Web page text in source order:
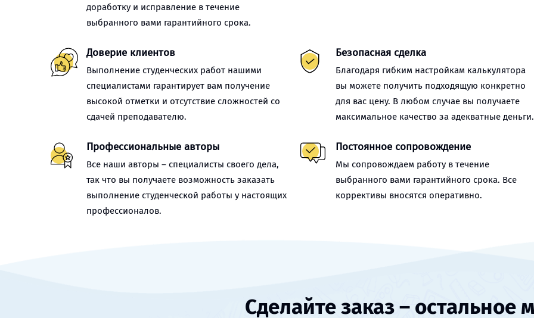
доработку и исправление в течение
выбранного вами гарантийного срока.
Доверие клиентов
Выполнение студенческих работ нашими
специалистами гарантирует вам получение
высокой отметки и отсутствие сложностей со
сдачей преподавателю.
Безопасная сделка
Благодаря гибким настройкам калькулятора
вы можете получить подходящую конкретно
для вас цену. В любом случае вы получаете
максимальное качество за адекватные деньги.
Профессиональные авторы
Все наши авторы – специалисты своего дела,
так что вы получаете возможность заказать
выполнение студенческой работы у настоящих
профессионалов.
Постоянное сопровождение
Мы сопровождаем работу в течение
выбранного вами гарантийного срока. Все
коррективы вносятся оперативно.
Сделайте заказ – остальное